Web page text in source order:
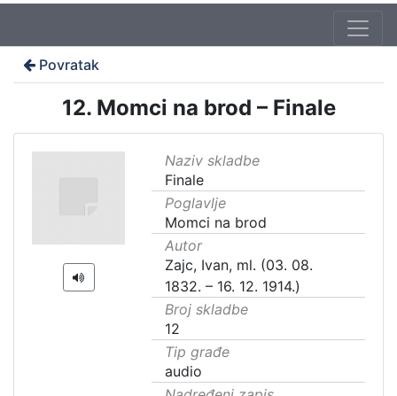
Povratak
12. Momci na brod – Finale
Naziv skladbe
Finale
Poglavlje
Momci na brod
Autor
Zajc, Ivan, ml. (03. 08.
1832. – 16. 12. 1914.)
Broj skladbe
12
Tip građe
audio